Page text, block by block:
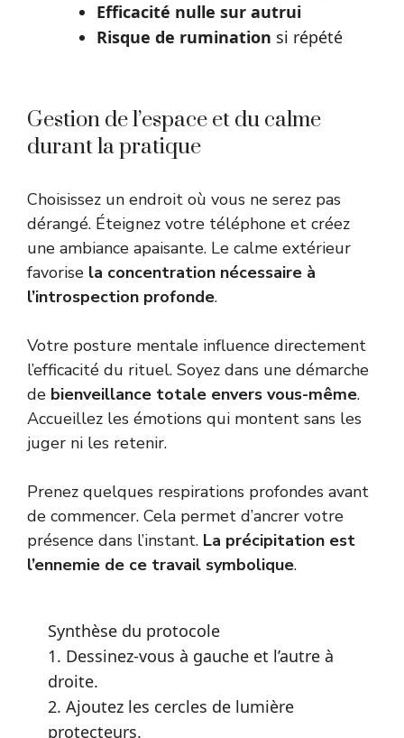
Efficacité nulle sur autrui
Risque de rumination si répété
Gestion de l’espace et du calme
durant la pratique
Choisissez un endroit où vous ne serez pas
dérangé. Éteignez votre téléphone et créez
une ambiance apaisante. Le calme extérieur
favorise la concentration nécessaire à
l’introspection profonde.
Votre posture mentale influence directement
l’efficacité du rituel. Soyez dans une démarche
de bienveillance totale envers vous-même.
Accueillez les émotions qui montent sans les
juger ni les retenir.
Prenez quelques respirations profondes avant
de commencer. Cela permet d’ancrer votre
présence dans l’instant. La précipitation est
l’ennemie de ce travail symbolique.
Synthèse du protocole
1. Dessinez-vous à gauche et l’autre à
droite.
2. Ajoutez les cercles de lumière
protecteurs.